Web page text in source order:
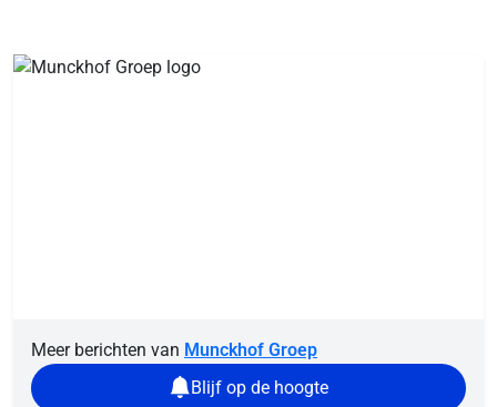
Meer berichten van Munckhof Groep
Blijf op de hoogte